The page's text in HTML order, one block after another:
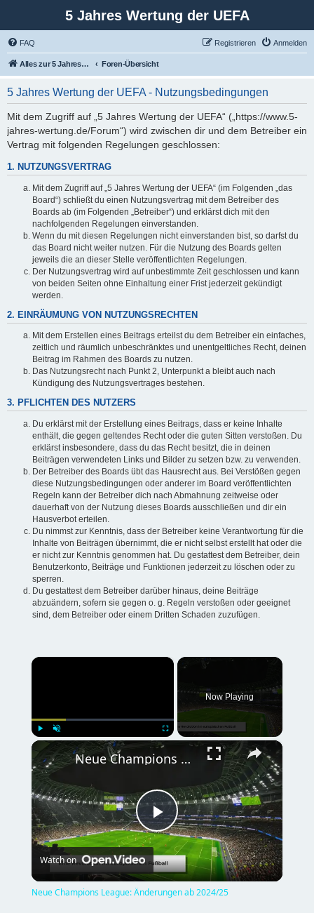
5 Jahres Wertung der UEFA
FAQ Anmelden
Registrieren
Alles zur 5 Jahreswertung / Tabelle der UEFA mit vielen Statistiken. Foren-Übersicht
5 Jahres Wertung der UEFA - Nutzungsbedingungen
Mit dem Zugriff auf „5 Jahres Wertung der UEFA“ („https://www.5-
jahres-wertung.de/Forum“) wird zwischen dir und dem Betreiber ein
Vertrag mit folgenden Regelungen geschlossen:
1. NUTZUNGSVERTRAG
Mit dem Zugriff auf „5 Jahres Wertung der UEFA“ (im Folgenden „das
Board“) schließt du einen Nutzungsvertrag mit dem Betreiber des
Boards ab (im Folgenden „Betreiber“) und erklärst dich mit den
nachfolgenden Regelungen einverstanden.
Wenn du mit diesen Regelungen nicht einverstanden bist, so darfst du
das Board nicht weiter nutzen. Für die Nutzung des Boards gelten
jeweils die an dieser Stelle veröffentlichten Regelungen.
Der Nutzungsvertrag wird auf unbestimmte Zeit geschlossen und kann
von beiden Seiten ohne Einhaltung einer Frist jederzeit gekündigt
werden.
2. EINRÄUMUNG VON NUTZUNGSRECHTEN
Mit dem Erstellen eines Beitrags erteilst du dem Betreiber ein einfaches,
zeitlich und räumlich unbeschränktes und unentgeltliches Recht, deinen
Beitrag im Rahmen des Boards zu nutzen.
Das Nutzungsrecht nach Punkt 2, Unterpunkt a bleibt auch nach
Kündigung des Nutzungsvertrages bestehen.
3. PFLICHTEN DES NUTZERS
Du erklärst mit der Erstellung eines Beitrags, dass er keine Inhalte
enthält, die gegen geltendes Recht oder die guten Sitten verstoßen. Du
erklärst insbesondere, dass du das Recht besitzt, die in deinen
Beiträgen verwendeten Links und Bilder zu setzen bzw. zu verwenden.
Der Betreiber des Boards übt das Hausrecht aus. Bei Verstößen gegen
diese Nutzungsbedingungen oder anderer im Board veröffentlichten
Regeln kann der Betreiber dich nach Abmahnung zeitweise oder
dauerhaft von der Nutzung dieses Boards ausschließen und dir ein
Hausverbot erteilen.
Du nimmst zur Kenntnis, dass der Betreiber keine Verantwortung für die
Inhalte von Beiträgen übernimmt, die er nicht selbst erstellt hat oder die
er nicht zur Kenntnis genommen hat. Du gestattest dem Betreiber, dein
Benutzerkonto, Beiträge und Funktionen jederzeit zu löschen oder zu
sperren.
Du gestattest dem Betreiber darüber hinaus, deine Beiträge
abzuändern, sofern sie gegen o. g. Regeln verstoßen oder geeignet
sind, dem Betreiber oder einem Dritten Schaden zuzufügen.
×
Play Fullscreen
Now Playing
×
P
l
Neue Champions League: Änderungen ab 2024/25
Watch on
Neue Champions League: Änderungen ab 2024/25